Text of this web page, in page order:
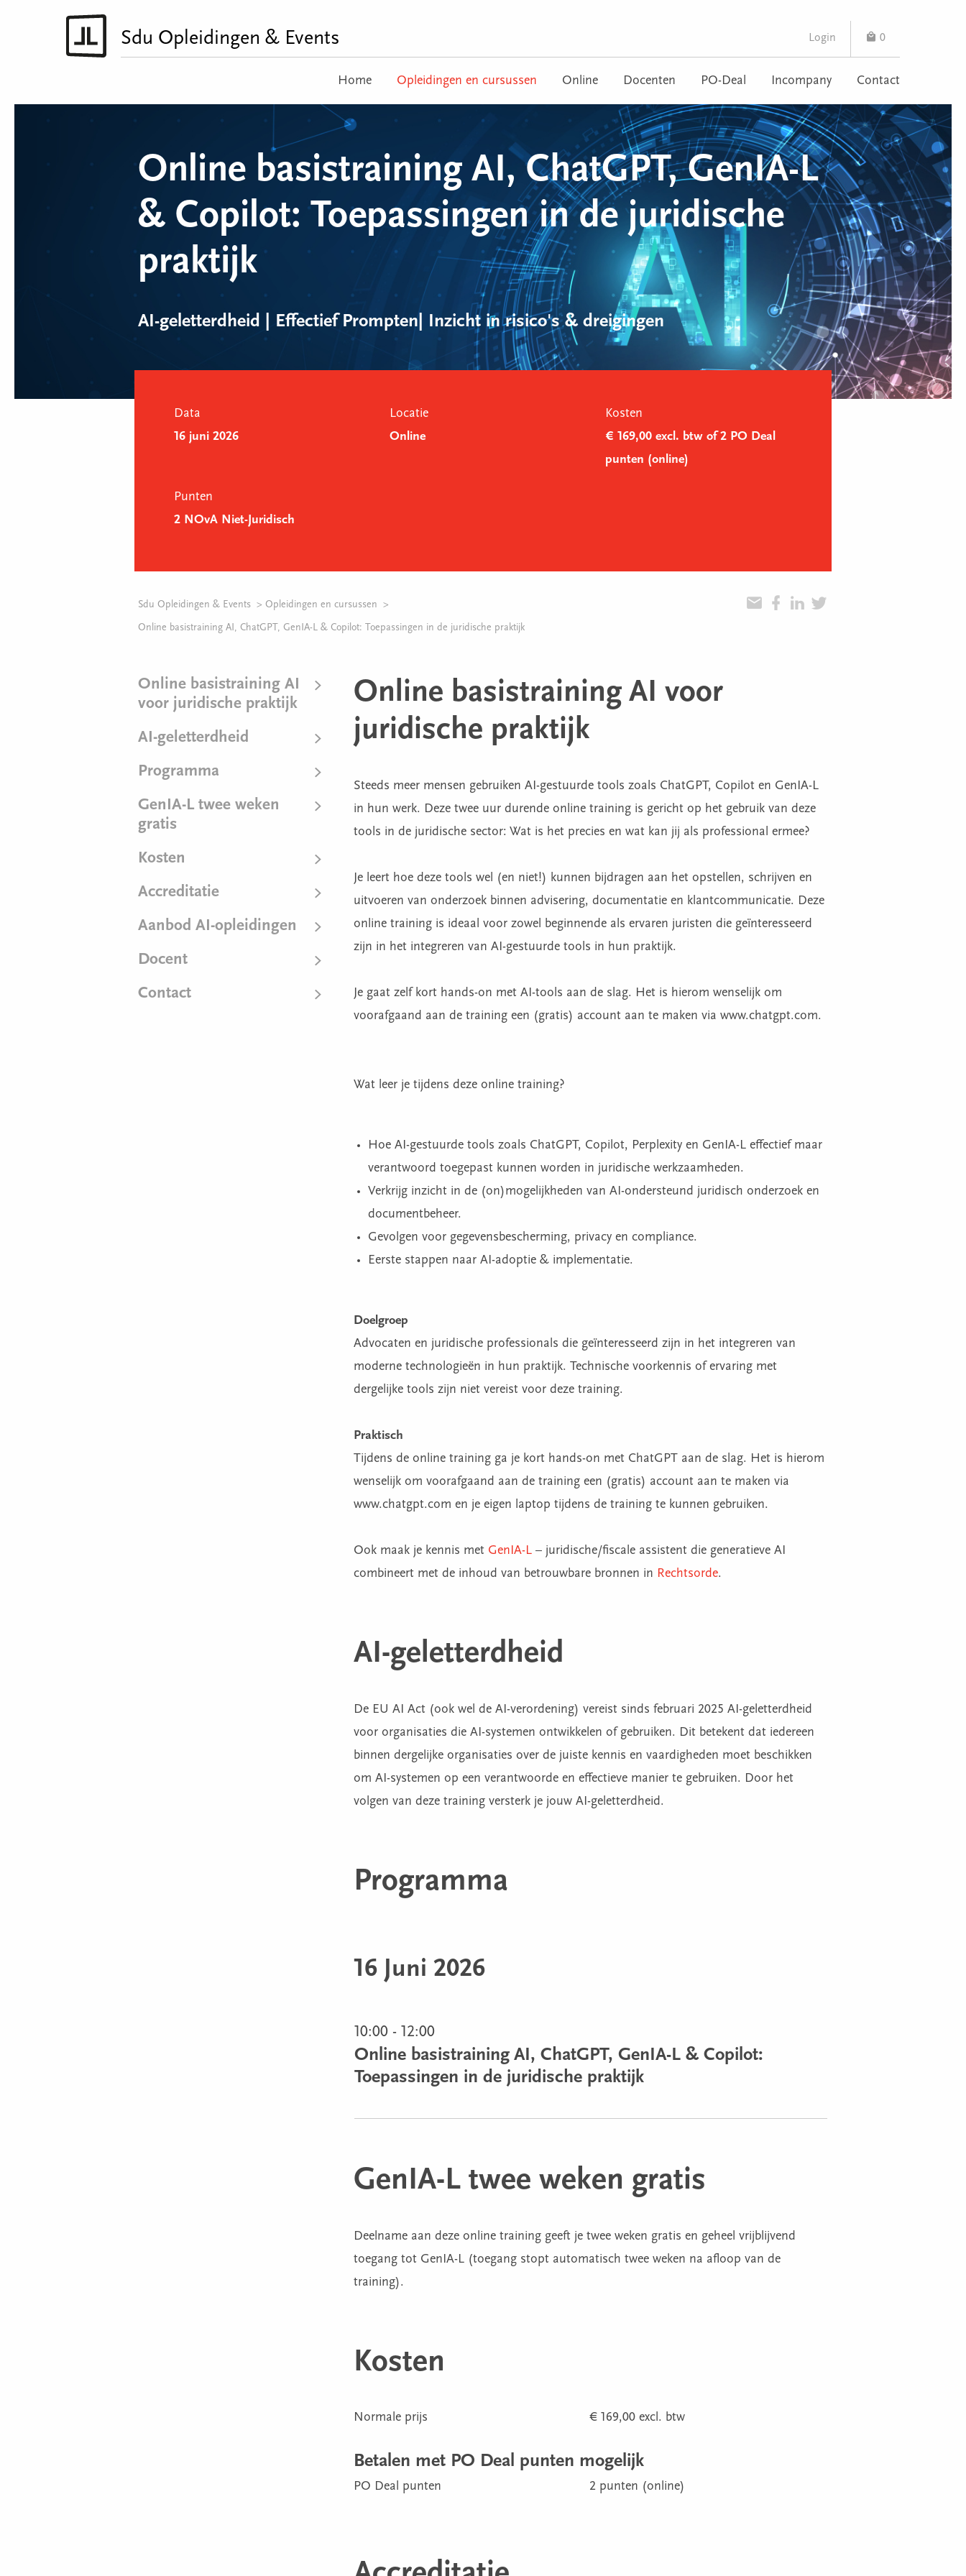
Sdu Opleidingen & Events Login 0
Home Opleidingen en cursussen Online Docenten PO-Deal Incompany Contact
Online basistraining AI, ChatGPT, GenIA-L
& Copilot: Toepassingen in de juridische
praktijk
AI-geletterdheid | Effectief Prompten| Inzicht in risico's & dreigingen
Data
16 juni 2026
Locatie
Online
Kosten
€ 169,00 excl. btw of 2 PO Deal
punten (online)
Punten
2 NOvA Niet-Juridisch
Sdu Opleidingen & Events Opleidingen en cursussen
Online basistraining AI, ChatGPT, GenIA-L & Copilot: Toepassingen in de juridische praktijk
Online basistraining AI
voor juridische praktijk
AI-geletterdheid
Programma
GenIA-L twee weken
gratis
Kosten
Accreditatie
Aanbod AI-opleidingen
Docent
Contact
Online basistraining AI voor
juridische praktijk
Steeds meer mensen gebruiken AI-gestuurde tools zoals ChatGPT, Copilot en GenIA-L
in hun werk. Deze twee uur durende online training is gericht op het gebruik van deze
tools in de juridische sector: Wat is het precies en wat kan jij als professional ermee?
Je leert hoe deze tools wel (en niet!) kunnen bijdragen aan het opstellen, schrijven en
uitvoeren van onderzoek binnen advisering, documentatie en klantcommunicatie. Deze
online training is ideaal voor zowel beginnende als ervaren juristen die geïnteresseerd
zijn in het integreren van AI-gestuurde tools in hun praktijk.
Je gaat zelf kort hands-on met AI-tools aan de slag. Het is hierom wenselijk om
voorafgaand aan de training een (gratis) account aan te maken via www.chatgpt.com.
Wat leer je tijdens deze online training?
Hoe AI-gestuurde tools zoals ChatGPT, Copilot, Perplexity en GenIA-L effectief maar
verantwoord toegepast kunnen worden in juridische werkzaamheden.
Verkrijg inzicht in de (on)mogelijkheden van AI-ondersteund juridisch onderzoek en
documentbeheer.
Gevolgen voor gegevensbescherming, privacy en compliance.
Eerste stappen naar AI-adoptie & implementatie.
Doelgroep
Advocaten en juridische professionals die geïnteresseerd zijn in het integreren van
moderne technologieën in hun praktijk. Technische voorkennis of ervaring met
dergelijke tools zijn niet vereist voor deze training.
Praktisch
Tijdens de online training ga je kort hands-on met ChatGPT aan de slag. Het is hierom
wenselijk om voorafgaand aan de training een (gratis) account aan te maken via
www.chatgpt.com en je eigen laptop tijdens de training te kunnen gebruiken.
Ook maak je kennis met GenIA-L – juridische/fiscale assistent die generatieve AI
combineert met de inhoud van betrouwbare bronnen in Rechtsorde.
AI-geletterdheid
De EU AI Act (ook wel de AI-verordening) vereist sinds februari 2025 AI-geletterdheid
voor organisaties die AI-systemen ontwikkelen of gebruiken. Dit betekent dat iedereen
binnen dergelijke organisaties over de juiste kennis en vaardigheden moet beschikken
om AI-systemen op een verantwoorde en effectieve manier te gebruiken. Door het
volgen van deze training versterk je jouw AI-geletterdheid.
Programma
16 Juni 2026
10:00 - 12:00
Online basistraining AI, ChatGPT, GenIA-L & Copilot:
Toepassingen in de juridische praktijk
GenIA-L twee weken gratis
Deelname aan deze online training geeft je twee weken gratis en geheel vrijblijvend
toegang tot GenIA-L (toegang stopt automatisch twee weken na afloop van de
training).
Kosten
Normale prijs € 169,00 excl. btw
Betalen met PO Deal punten mogelijk
PO Deal punten 2 punten (online)